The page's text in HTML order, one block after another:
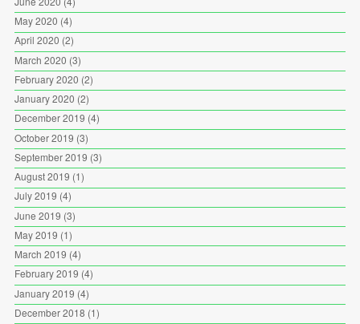
May 2020 (4)
April 2020 (2)
March 2020 (3)
February 2020 (2)
January 2020 (2)
December 2019 (4)
October 2019 (3)
September 2019 (3)
August 2019 (1)
July 2019 (4)
June 2019 (3)
May 2019 (1)
March 2019 (4)
February 2019 (4)
January 2019 (4)
December 2018 (1)